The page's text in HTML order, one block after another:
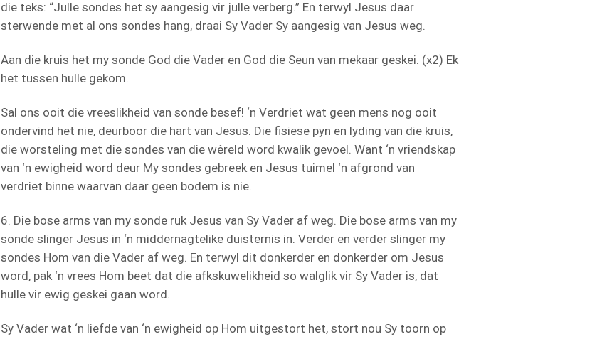
die teks: “Julle sondes het sy aangesig vir julle verberg.” En terwyl Jesus daar
sterwende met al ons sondes hang, draai Sy Vader Sy aangesig van Jesus weg.
Aan die kruis het my sonde God die Vader en God die Seun van mekaar geskei. (x2) Ek
het tussen hulle gekom.
Sal ons ooit die vreeslikheid van sonde besef! ‘n Verdriet wat geen mens nog ooit
ondervind het nie, deurboor die hart van Jesus. Die fisiese pyn en lyding van die kruis,
die worsteling met die sondes van die wêreld word kwalik gevoel. Want ‘n vriendskap
van ‘n ewigheid word deur My sondes gebreek en Jesus tuimel ‘n afgrond van
verdriet binne waarvan daar geen bodem is nie.
6. Die bose arms van my sonde ruk Jesus van Sy Vader af weg. Die bose arms van my
sonde slinger Jesus in ‘n middernagtelike duisternis in. Verder en verder slinger my
sondes Hom van die Vader af weg. En terwyl dit donkerder en donkerder om Jesus
word, pak ‘n vrees Hom beet dat die afkskuwelikheid so walglik vir Sy Vader is, dat
hulle vir ewig geskei gaan word.
Sy Vader wat ‘n liefde van ‘n ewigheid op Hom uitgestort het, stort nou Sy toorn op